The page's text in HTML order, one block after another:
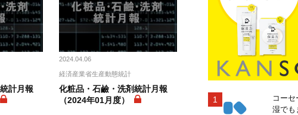
計月報
2024.04.06
経済産業省生産動態統計
化粧品・石鹼・洗剤統計月報
（2024年01月度）
コー
湿でも